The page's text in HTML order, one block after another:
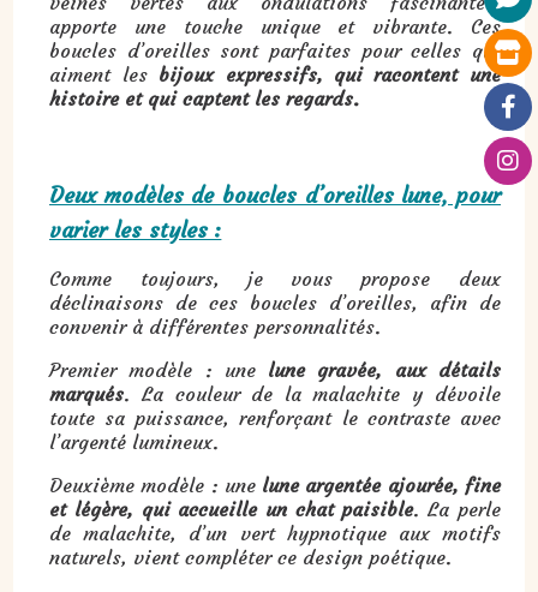
apporte une touche unique et vibrante. Ces
boucles d’oreilles sont parfaites pour celles qui
aiment les bijoux expressifs, qui racontent une
histoire et qui captent les regards.
Deux modèles de boucles d’oreilles lune, pour
varier les styles :
Comme toujours, je vous propose deux
déclinaisons de ces boucles d’oreilles, afin de
convenir à différentes personnalités.
Premier modèle : une lune gravée, aux détails
marqués. La couleur de la malachite y dévoile
toute sa puissance, renforçant le contraste avec
l’argenté lumineux.
Deuxième modèle : une lune argentée ajourée, fine
et légère, qui accueille un chat paisible. La perle
de malachite, d’un vert hypnotique aux motifs
naturels, vient compléter ce design poétique.